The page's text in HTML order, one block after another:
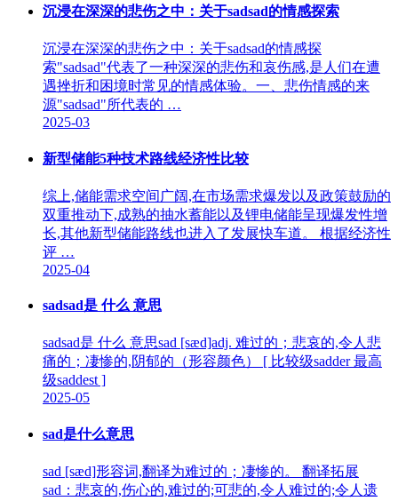
沉浸在深深的悲伤之中：关于sadsad的情感探索
沉浸在深深的悲伤之中：关于sadsad的情感探
索"sadsad"代表了一种深深的悲伤和哀伤感,是人们在遭
遇挫折和困境时常见的情感体验。一、悲伤情感的来
源"sadsad"所代表的 …
2025-03
新型储能5种技术路线经济性比较
综上,储能需求空间广阔,在市场需求爆发以及政策鼓励的
双重推动下,成熟的抽水蓄能以及锂电储能呈现爆发性增
长,其他新型储能路线也进入了发展快车道。 根据经济性
评 …
2025-04
sadsad是 什么 意思
sadsad是 什么 意思sad [sæd]adj. 难过的；悲哀的,令人悲
痛的；凄惨的,阴郁的（形容颜色） [ 比较级sadder 最高
级saddest ]
2025-05
sad是什么意思
sad [sæd]形容词,翻译为难过的；凄惨的。 翻译拓展
sad：悲哀的,伤心的,难过的;可悲的,令人难过的;令人遗